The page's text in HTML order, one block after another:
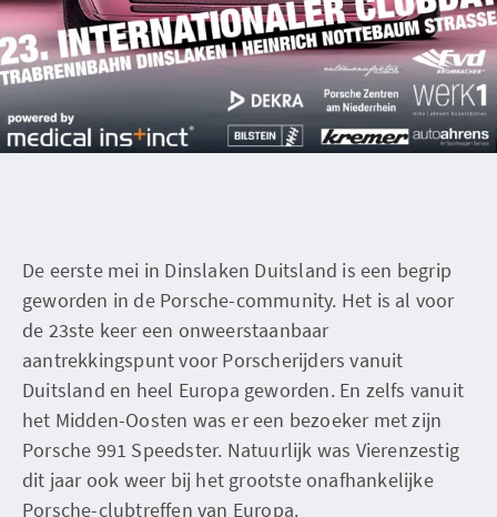
De eerste mei in Dinslaken Duitsland is een begrip
geworden in de Porsche-community. Het is al voor
de 23ste keer een onweerstaanbaar
aantrekkingspunt voor Porscherijders vanuit
Duitsland en heel Europa geworden. En zelfs vanuit
het Midden-Oosten was er een bezoeker met zijn
Porsche 991 Speedster. Natuurlijk was Vierenzestig
dit jaar ook weer bij het grootste onafhankelijke
Porsche-clubtreffen van Europa.